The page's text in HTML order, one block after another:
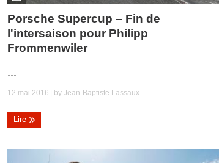
Porsche Supercup – Fin de
l'intersaison pour Philipp
Frommenwiler
...
12 mai 2016 | byJean-Baptiste Lassaux
Lire